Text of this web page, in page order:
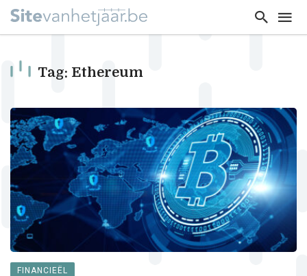
Tag: Ethereum
FINANCIEËL